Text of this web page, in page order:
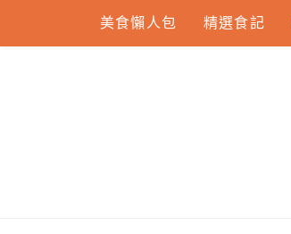
content
美食懶人包 精選食記